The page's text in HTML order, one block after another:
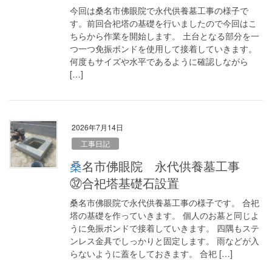
今回は桑名市佛眼院で永代供養墓工事の様子で
す。前回合祀塔の基礎を行いましたので今回はこ
ちらから作業を開始します。 土台となる部分を一
つ一つ免振ボンドを使用して接着していきます。
何度もサイズや水平であるように確認しながら
[…]
2026年7月14日
工事日記
桑名市佛眼院 永代供養墓工事
㉜合祀塔基礎石設置
桑名市佛眼院で永代供養墓工事の様子です。 合祀
塔の基礎を作っていきます。 個人のお墓と同じよ
うに免振ボンドで接着していきます。 四隅もステ
ンレス金具でしっかりと固定します。 雨などが入
らないように蓋をしておきます。 合祀 […]